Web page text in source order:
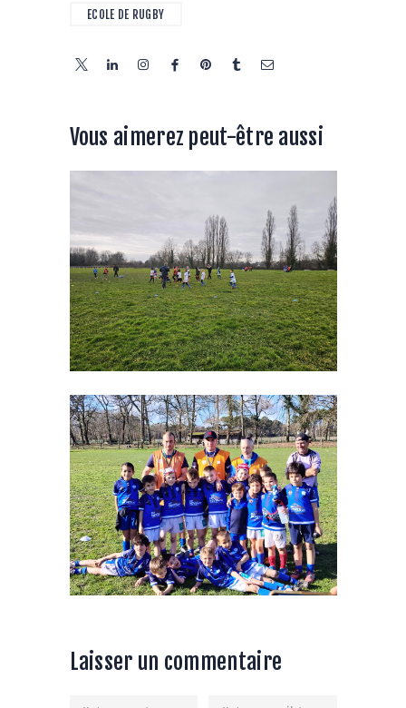
ECOLE DE RUGBY
Vous aimerez peut-être aussi
Laisser un commentaire